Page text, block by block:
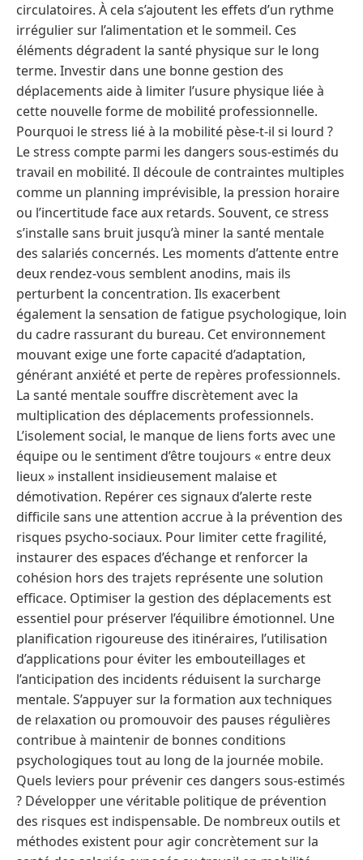
circulatoires. À cela s’ajoutent les effets d’un rythme
irrégulier sur l’alimentation et le sommeil. Ces
éléments dégradent la santé physique sur le long
terme. Investir dans une bonne gestion des
déplacements aide à limiter l’usure physique liée à
cette nouvelle forme de mobilité professionnelle.
Pourquoi le stress lié à la mobilité pèse-t-il si lourd ?
Le stress compte parmi les dangers sous-estimés du
travail en mobilité. Il découle de contraintes multiples
comme un planning imprévisible, la pression horaire
ou l’incertitude face aux retards. Souvent, ce stress
s’installe sans bruit jusqu’à miner la santé mentale
des salariés concernés. Les moments d’attente entre
deux rendez-vous semblent anodins, mais ils
perturbent la concentration. Ils exacerbent
également la sensation de fatigue psychologique, loin
du cadre rassurant du bureau. Cet environnement
mouvant exige une forte capacité d’adaptation,
générant anxiété et perte de repères professionnels.
La santé mentale souffre discrètement avec la
multiplication des déplacements professionnels.
L’isolement social, le manque de liens forts avec une
équipe ou le sentiment d’être toujours « entre deux
lieux » installent insidieusement malaise et
démotivation. Repérer ces signaux d’alerte reste
difficile sans une attention accrue à la prévention des
risques psycho-sociaux. Pour limiter cette fragilité,
instaurer des espaces d’échange et renforcer la
cohésion hors des trajets représente une solution
efficace. Optimiser la gestion des déplacements est
essentiel pour préserver l’équilibre émotionnel. Une
planification rigoureuse des itinéraires, l’utilisation
d’applications pour éviter les embouteillages et
l’anticipation des incidents réduisent la surcharge
mentale. S’appuyer sur la formation aux techniques
de relaxation ou promouvoir des pauses régulières
contribue à maintenir de bonnes conditions
psychologiques tout au long de la journée mobile.
Quels leviers pour prévenir ces dangers sous-estimés
? Développer une véritable politique de prévention
des risques est indispensable. De nombreux outils et
méthodes existent pour agir concrètement sur la